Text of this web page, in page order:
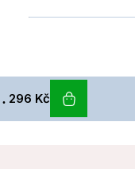
Green 296 Kč